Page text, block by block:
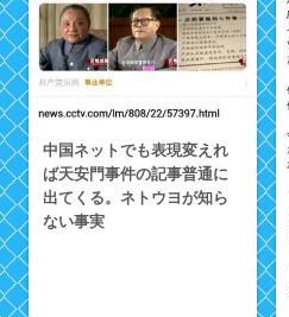
中国ネットでも表現変えれ
ば天安門事件の記事普通に
出てくる。ネトウヨが知ら
ない事実